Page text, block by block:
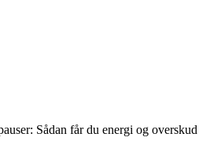
Sådan får du energi og overskud